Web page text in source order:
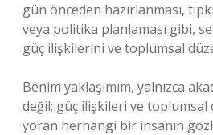
gün önceden hazırlanması,
veya politika planlaması gibi,
güç ilişkilerini ve toplumsal
Benim yaklaşımım, yalnızca
değil; güç ilişkileri ve
yoran herhangi bir insanın